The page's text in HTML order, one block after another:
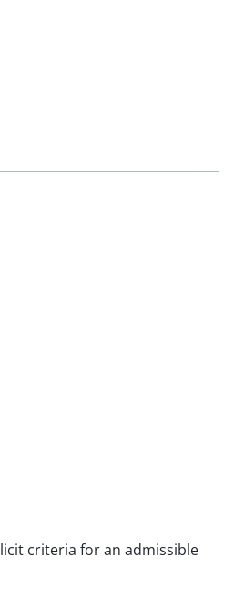
criteria for an admissible